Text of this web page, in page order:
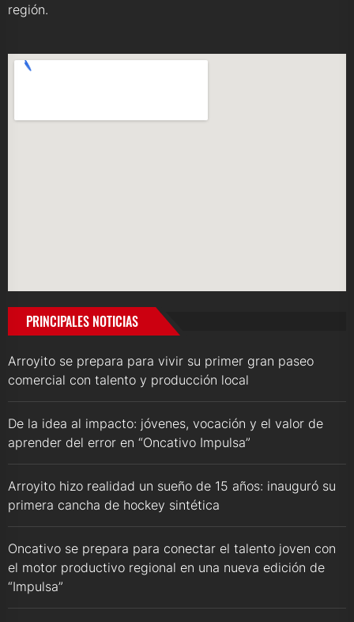
región.
PRINCIPALES NOTICIAS
Arroyito se prepara para vivir su primer gran paseo
comercial con talento y producción local
De la idea al impacto: jóvenes, vocación y el valor de
aprender del error en “Oncativo Impulsa”
Arroyito hizo realidad un sueño de 15 años: inauguró su
primera cancha de hockey sintética
Oncativo se prepara para conectar el talento joven con
el motor productivo regional en una nueva edición de
“Impulsa”